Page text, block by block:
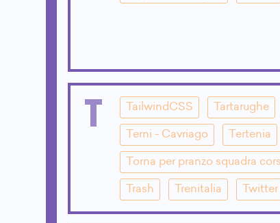
T TailwindCSS Tartarughe
Terni - Cavriago Tertenia
Torna per pranzo squadra
Trash Trenitalia Twitter